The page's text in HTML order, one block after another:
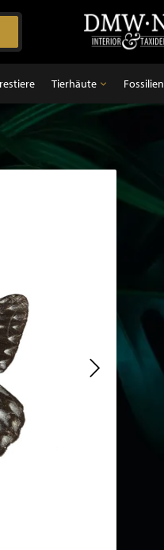
Tierhäute
Federn
Fossilien